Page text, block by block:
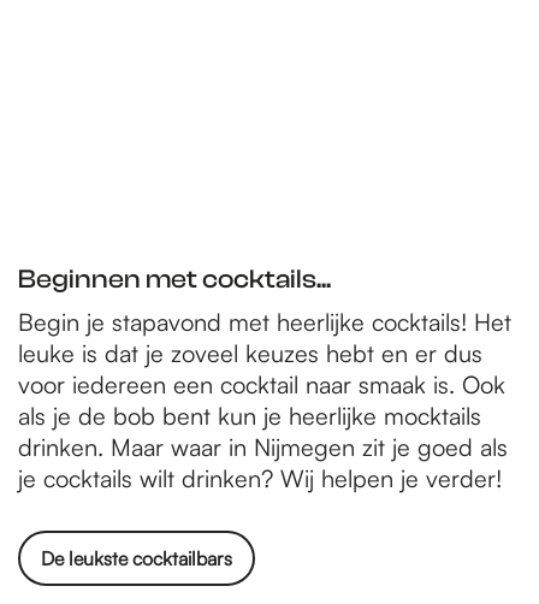
Beginnen met cocktails...
Begin je stapavond met heerlijke cocktails! Het
leuke is dat je zoveel keuzes hebt en er dus
voor iedereen een cocktail naar smaak is. Ook
als je de bob bent kun je heerlijke mocktails
drinken. Maar waar in Nijmegen zit je goed als
je cocktails wilt drinken? Wij helpen je verder!
De leukste cocktailbars